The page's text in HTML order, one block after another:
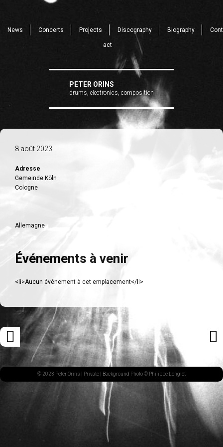
News Concerts Projects Discography Biography Cont
act
PETER ORINS
drums, electronics, composition
8 août 2023
Adresse
Gemeinde Köln
Cologne
Allemagne
Événements à venir
<li>Aucun événement à cet emplacement</li>
Navigation
des
articles
ARTICLE
PRÉCÉDENT© 2023 Peter Orins | Private | Background Photo © Philippe Lenglet